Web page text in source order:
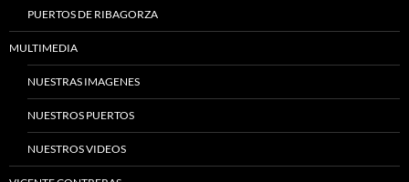
PUERTOS DE RIBAGORZA
MULTIMEDIA
NUESTRAS IMAGENES
NUESTROS PUERTOS
NUESTROS VIDEOS